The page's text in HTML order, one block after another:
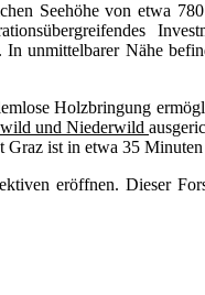
Seehöhe von etwa
unmittelbarer Nähe
Holzbringung
und Niederwild
ist in etwa 35 Minuten
eröffnen. Dieser